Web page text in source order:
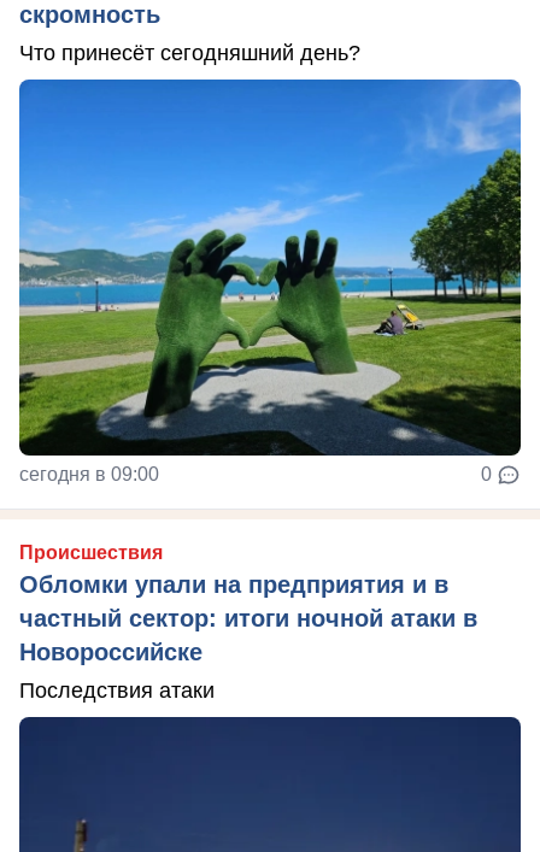
скромность
Что принесёт сегодняшний день?
сегодня в 09:00 0
Происшествия
Обломки упали на предприятия и в
частный сектор: итоги ночной атаки в
Новороссийске
Последствия атаки